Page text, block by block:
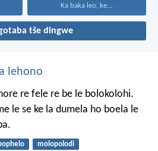
Ka baka leo, ke...
tše dingwe
lehono
re fele re be le bolokolohi.
le se ke la dumela ho boela le
molopolodi